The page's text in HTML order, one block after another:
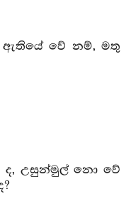
ඇතියේ වේ නම්, මතු
ද, උසුන්මුල් නො වේ